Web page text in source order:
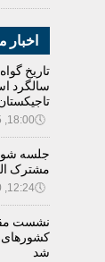
اخبار
سالگرد
🕔18:00, 5.مه 2026
جلسه
مشترک
🕔12:24, 10.اکتبر 2025
نشست
کشورهای
شد